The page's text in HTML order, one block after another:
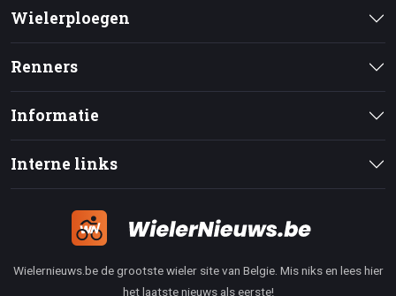
Wielerploegen
Renners
Informatie
Interne links
Wielernieuws.be de grootste wieler site van Belgie. Mis niks en lees hier
het laatste nieuws als eerste!